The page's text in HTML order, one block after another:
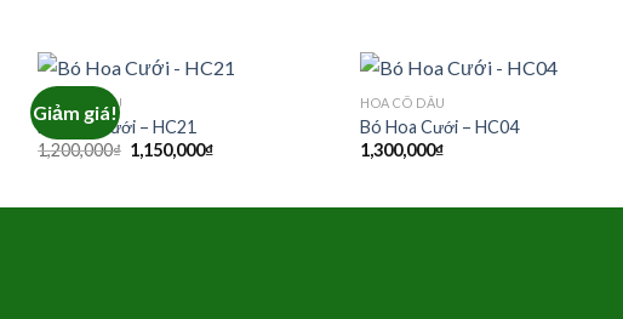
Giảm giá!
HOA CÔ DÂU
Bó Hoa Cưới – HC21
1,200,000₫ Giá
gốc
1,150,000₫Giá
HOA CÔ DÂU
Bó Hoa Cưới – HC04
1,300,000₫